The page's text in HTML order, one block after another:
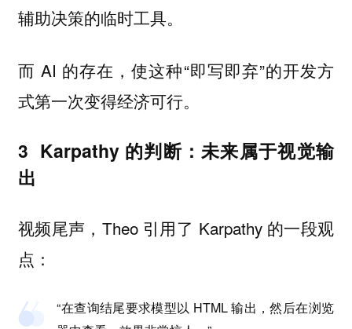
辅助决策的临时工具。
而 AI 的存在，使这种“即写即弃”的开发方
式第一次变得经济可行。
3 Karpathy 的判断：未来属于视觉输
出
视频尾声，Theo 引用了 Karpathy 的一段观
点：
“在查询结尾要求模型以 HTML 输出，然后在浏览